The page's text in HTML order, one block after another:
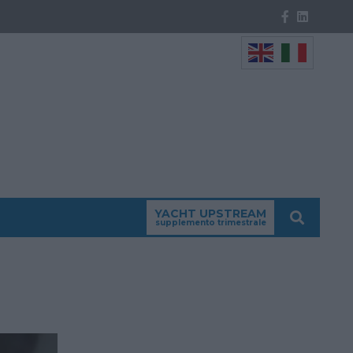
YACHT UPSTREAM
supplemento trimestrale